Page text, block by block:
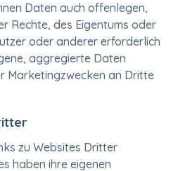
Daten auch offenlegen,
Rechte, des Eigentums oder
oder anderer erforderlich
aggregierte Daten
Marketingzwecken an Dritte
zu Websites Dritter
haben ihre eigenen